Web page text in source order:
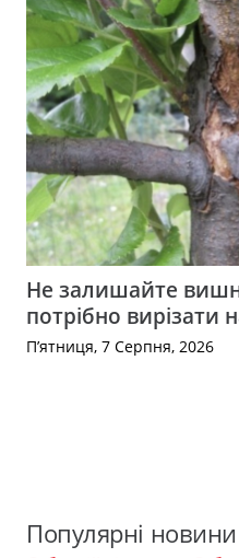
Не залишайте
потрібно вирізати
П’ятниця, 7 Серпня, 2026
Популярні новини